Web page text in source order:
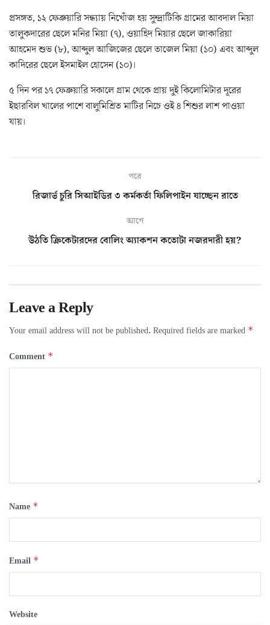
প্রসঙ্গত, ১২ ফেব্রুয়ারি সন্ধ্যায় নিখোঁজ হয় সুন্দ্রাটিকি গ্রামের আবদাল মিয়া
তালুকদারের ছেলে মনির মিয়া (৭), ওয়াহিদ মিয়ার ছেলে জাকারিয়া
আহমেদ শুভ (৮), আব্দুল আজিজের ছেলে তাজেল মিয়া (১০) এবং আব্দুল
কাদিরের ছেলে ইসমাইল হোসেন (১০)।
৫ দিন পর ১৭ ফেব্রুয়ারি সকালে গ্রাম থেকে প্রায় দুই কিলোমিটার দূরের
ইছারবিল খালের পাশে বালুমিশ্রিত মাটির নিচে ওই ৪ শিশুর লাশ পাওয়া
যায়।
পরে
রিজার্ভ চুরি সিআইডির ৩ কর্মকর্তা ফিলিপাইন যাচ্ছেন রাতে
আগে
উঠতি ক্রিকেটারদের বোলিং অ্যাকশন কতোটা নজরদারী হয়?
Leave a Reply
Your email address will not be published. Required fields are marked *
Comment *
Name *
Email *
Website